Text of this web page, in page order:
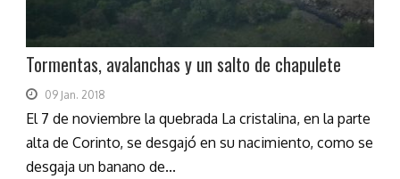
Tormentas, avalanchas y un salto de chapulete
09 Jan. 2018
El 7 de noviembre la quebrada La cristalina, en la parte
alta de Corinto, se desgajó en su nacimiento, como se
desgaja un banano de...